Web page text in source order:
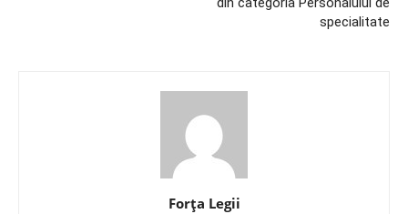
specialitate
Forța Legii